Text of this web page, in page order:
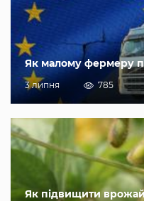
Як малому фермеру
3 липня 785
Як підвищити